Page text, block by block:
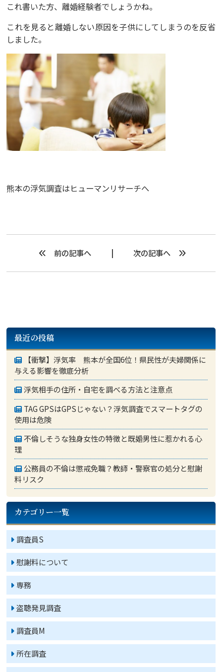
これ書いた方、離婚経験者でしょうかね。
これを見ると離婚しない原因を子供にしてしまうのを反省
しました。
熊本の浮気調査はヒューマンリサーチへ
前の記事へ 次の記事へ
最近の投稿
【衝撃】浮気率 熊本が全国6位！県民性が夫婦関係に
与える影響を徹底分析
浮気相手の住所・自宅を調べる方法と注意点
TAG GPSはGPSじゃない？浮気調査でスマートタグの
使用は危険
不倫しそうな独身女性の特徴と既婚男性に惹かれる心
理
公務員の不倫は懲戒免職？教師・警察官の処分と慰謝
料リスク
カテゴリー一覧
調査員S
慰謝料について
専務
盗聴発見調査
調査員M
所在調査